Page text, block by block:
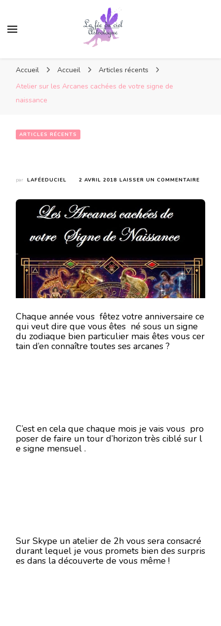
Accueil Accueil
Articles récents
Atelier sur les Arcanes cachées de votre signe de
naissance
ARTICLES RÉCENTS
par LAFÉEDUCIEL 2 AVRIL 2018 LAISSER UN COMMENTAIRE
DE
Chaque année vous fêtez votre anniversaire ce
qui veut dire que vous êtes né sous un signe
du zodiaque bien particulier mais êtes vous cer
tain d’en connaître toutes ses arcanes ?
C’est en cela que chaque mois je vais vous pro
poser de faire un tour d’horizon très ciblé sur l
e signe mensuel .
Sur Skype un atelier de 2h vous sera consacré
durant lequel je vous promets bien des surpris
es dans la découverte de vous même !